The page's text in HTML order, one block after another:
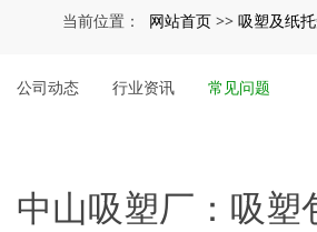
当前位置： 网站首页 >> 吸塑及纸
公司动态 行业资讯 常见问题
中山吸塑厂：吸塑